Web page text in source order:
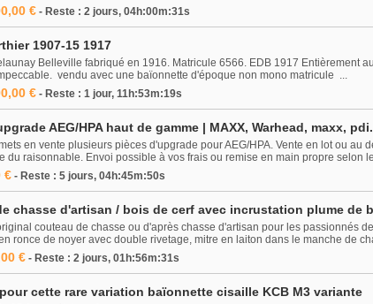
€ - Reste : 2 jours, 04h:00m:31s
1907-15 1917
Belleville fabriqué en 1916. Matricule 6566. EDB 1917 Entièrement
vendu avec une baïonnette d'époque non mono matricule ...
€ - Reste : 1 jour, 11h:53m:19s
AEG/HPA haut de gamme | MAXX, Warhead, maxx,
en vente plusieurs pièces d'upgrade pour AEG/HPA. Vente en lot ou au
du raisonnable. Envoi possible à vos frais ou remise en main propre selon
€ - Reste : 5 jours, 04h:45m:50s
chasse d'artisan / bois de cerf avec incrustation plume de
couteau de chasse ou d'après chasse d'artisan pour les passionnés
ronce de noyer avec double rivetage, mitre en laiton dans le manche de
€ - Reste : 2 jours, 01h:56m:31s
cette rare variation baïonnette cisaille KCB M3 variante